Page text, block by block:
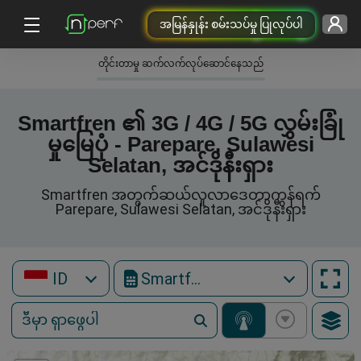
အမြန်နှုန်း စမ်းသပ်မှု ပြုလုပ်ပါ
တိုင်းတာမှု ဆက်လက်လုပ်ဆောင်နေသည်
Smartfren ၏ 3G / 4G / 5G လွှမ်းခြုံ
မှုမြေပုံ - Parepare, Sulawesi
Selatan, အင်ဒိုနီးရှား
Smartfren အတွက်ဆယ်လူလာဒေတာကွန်ရက်
Parepare, Sulawesi Selatan, အင်ဒိုနီးရှား
ID Smartfren